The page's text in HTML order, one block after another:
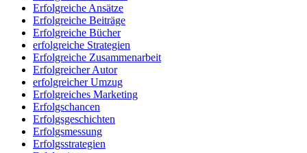
Erfolgreiche Ansätze
Erfolgreiche Beiträge
Erfolgreiche Bücher
erfolgreiche Strategien
Erfolgreiche Zusammenarbeit
Erfolgreicher Autor
erfolgreicher Umzug
Erfolgreiches Marketing
Erfolgschancen
Erfolgsgeschichten
Erfolgsmessung
Erfolgsstrategien